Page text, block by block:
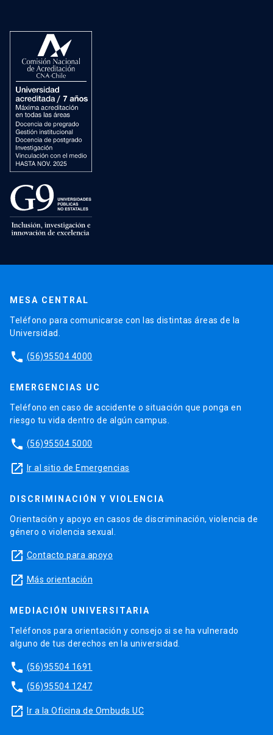
MESA CENTRAL
Teléfono para comunicarse con las distintas áreas de la
Universidad.
phone (56)95504 4000
EMERGENCIAS UC
Teléfono en caso de accidente o situación que ponga en
riesgo tu vida dentro de algún campus.
phone (56)95504 5000
launch Ir al sitio de Emergencias
DISCRIMINACIÓN Y VIOLENCIA
Orientación y apoyo en casos de discriminación, violencia de
género o violencia sexual.
launch Contacto para apoyo
launch Más orientación
MEDIACIÓN UNIVERSITARIA
Teléfonos para orientación y consejo si se ha vulnerado
alguno de tus derechos en la universidad.
phone (56)95504 1691
phone (56)95504 1247
launch Ir a la Oficina de Ombuds UC